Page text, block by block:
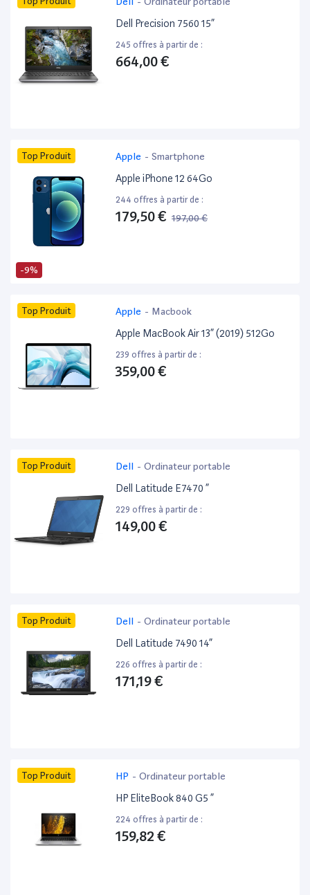
Dell Precision 7560 15”
245 offres à partir de :
664,00 €
-9%
Top Produit Apple - Smartphone
Apple iPhone 12 64Go
244 offres à partir de :
179,50 € 197,00 €
Top Produit Apple - Macbook
Apple MacBook Air 13” (2019) 512Go
239 offres à partir de :
359,00 €
Top Produit Dell - Ordinateur portable
Dell Latitude E7470 ”
229 offres à partir de :
149,00 €
Top Produit Dell - Ordinateur portable
Dell Latitude 7490 14”
226 offres à partir de :
171,19 €
Top Produit HP - Ordinateur portable
HP EliteBook 840 G5 ”
224 offres à partir de :
159,82 €